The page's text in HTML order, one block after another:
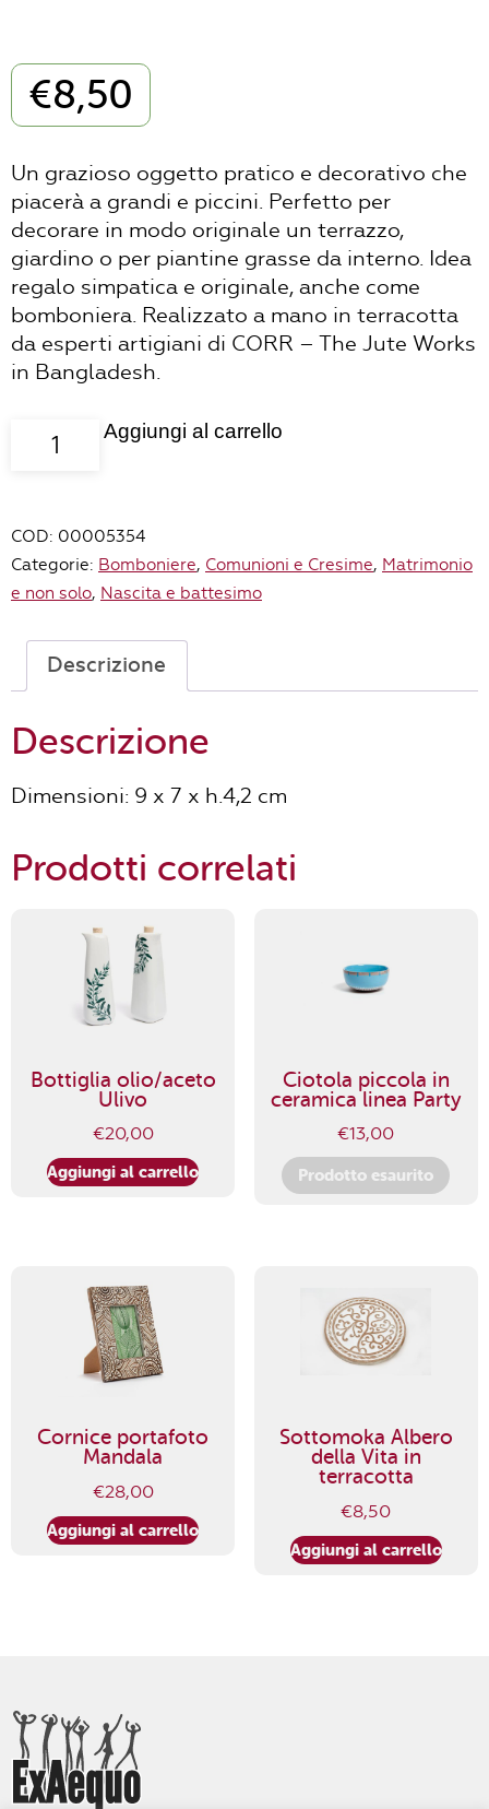
€8,50
Un grazioso oggetto pratico e decorativo che
piacerà a grandi e piccini. Perfetto per
decorare in modo originale un terrazzo,
giardino o per piantine grasse da interno. Idea
regalo simpatica e originale, anche come
bomboniera. Realizzato a mano in terracotta
da esperti artigiani di CORR – The Jute Works
in Bangladesh.
vasetto
terracotta
quantità
Aggiungi al carrello
COD: 00005354
Categorie: Bomboniere, Comunioni e Cresime, Matrimonio
e non solo, Nascita e battesimo
Descrizione
Descrizione
Dimensioni: 9 x 7 x h.4,2 cm
Prodotti correlati
Bottiglia olio/aceto
Ulivo
€20,00
Aggiungi al carrello
Ciotola piccola in
ceramica linea Party
€13,00
Prodotto esaurito
Cornice portafoto
Mandala
€28,00
Aggiungi al carrello
Sottomoka Albero
della Vita in
terracotta
€8,50
Aggiungi al carrello